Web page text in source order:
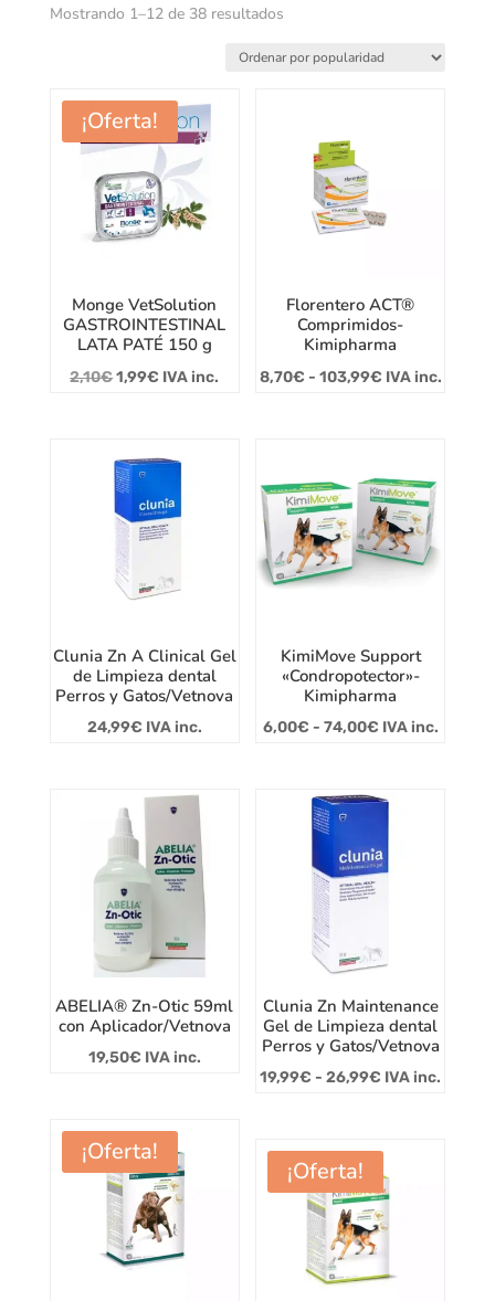
Mostrando 1–12 de 38 resultadosOrdenado
popularidad
¡Oferta!
Monge VetSolution
GASTROINTESTINAL
LATA PATÉ 150 g
2,10€El
era:
2,10€.
1,99€ El
es:
IVA inc.
Florentero ACT®
Comprimidos-
Kimipharma
8,70€ - 103,99€Rango
8,70€
hasta
103,99€
IVA inc.
Clunia Zn A Clinical Gel
de Limpieza dental
Perros y Gatos/Vetnova
24,99€ IVA inc.
KimiMove Support
«Condropotector»-
Kimipharma
6,00€ - 74,00€Rango
hasta
IVA inc.
ABELIA® Zn-Otic 59ml
con Aplicador/Vetnova
19,50€ IVA inc.
Clunia Zn Maintenance
Gel de Limpieza dental
Perros y Gatos/Vetnova
19,99€ - 26,99€ Rango
19,99€
hasta
IVA inc.
¡Oferta!
¡Oferta!